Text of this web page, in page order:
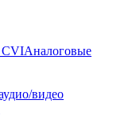
CVIАналоговые
видео